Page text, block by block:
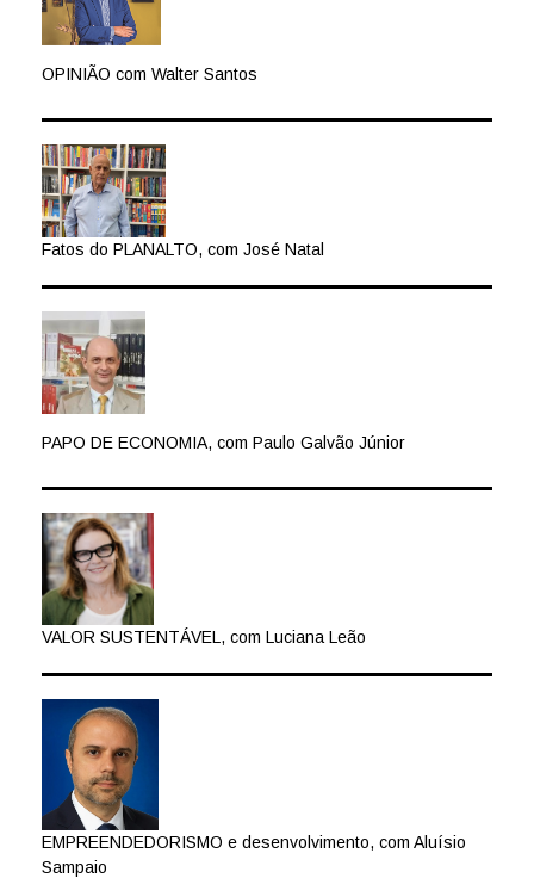
OPINIÃO com Walter Santos
Fatos do PLANALTO, com José Natal
PAPO DE ECONOMIA, com Paulo Galvão Júnior
VALOR SUSTENTÁVEL, com Luciana Leão
EMPREENDEDORISMO e desenvolvimento, com Aluísio
Sampaio